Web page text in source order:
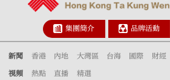
集團簡介 品牌活動
新聞 香港 內地 大灣區 台海 國際 財經
視頻 熱點 直播 精選